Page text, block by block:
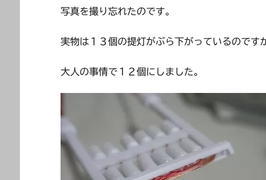
写真を撮り忘れたのです。
実物は１３個の提灯がぶら下がっているのです
大人の事情で１２個にしました。